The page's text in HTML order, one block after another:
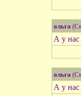
ольга
А у
ольга
А у